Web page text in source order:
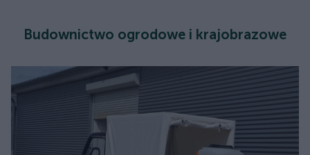
Budownictwo ogrodowe i krajobrazowe